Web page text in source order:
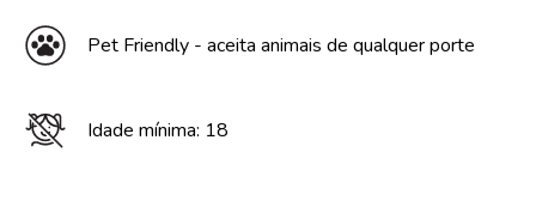
Pet Friendly - aceita animais de qualquer porte
Idade mínima: 18